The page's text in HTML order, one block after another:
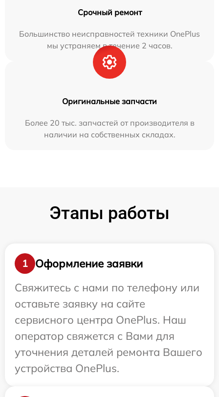
Срочный ремонт
Большинство неисправностей техники OnePlus
мы устраняем в течение 2 часов.
Оригинальные запчасти
Более 20 тыс. запчастей от производителя в
наличии на собственных складах.
Этапы работы
1
Оформление заявки
Свяжитесь с нами по телефону или
оставьте заявку на сайте
сервисного центра OnePlus. Наш
оператор свяжется с Вами для
уточнения деталей ремонта Вашего
устройства OnePlus.